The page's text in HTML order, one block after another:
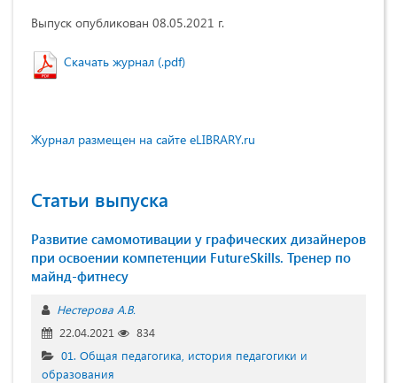
Выпуск опубликован 08.05.2021 г.
Скачать журнал (.pdf)
Журнал размещен на сайте eLIBRARY.ru
Статьи выпуска
Развитие самомотивации у графических дизайнеров
при освоении компетенции FutureSkills. Тренер по
майнд-фитнесу
Нестерова А.В.
22.04.2021
834
01. Общая педагогика, история педагогики и
образования